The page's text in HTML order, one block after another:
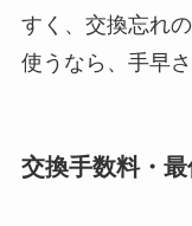
すく、交換忘れ
使うなら、手早さ
交換手数料・